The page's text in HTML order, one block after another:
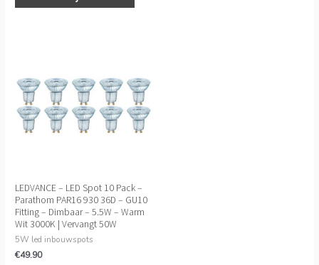
LEDVANCE – LED Spot 10 Pack –
Parathom PAR16 930 36D – GU10
Fitting – Dimbaar – 5.5W – Warm
Wit 3000K | Vervangt 50W
5W led inbouwspots
€49.90